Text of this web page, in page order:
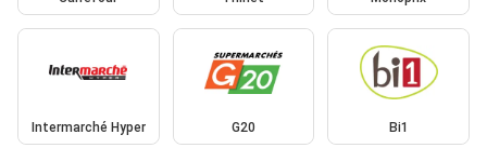
Intermarché Hyper G20 Bi1